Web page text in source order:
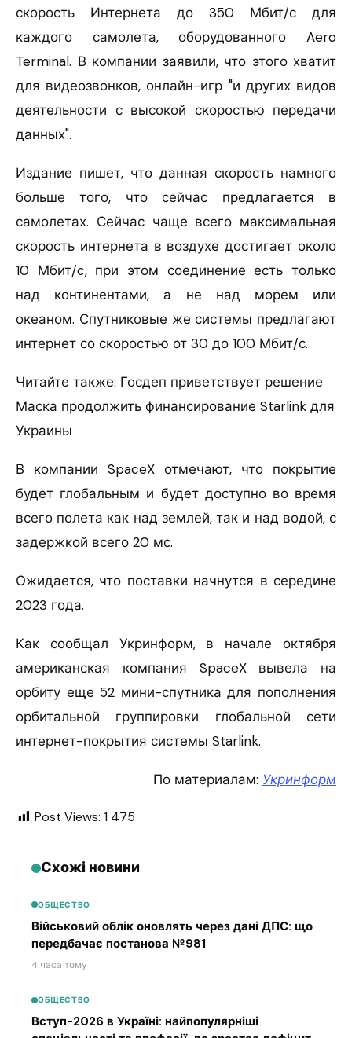
скорость Интернета до 350 Мбит/с для
каждого самолета, оборудованного Aero
Terminal. В компании заявили, что этого хватит
для видеозвонков, онлайн-игр "и других видов
деятельности с высокой скоростью передачи
данных".
Издание пишет, что данная скорость намного
больше того, что сейчас предлагается в
самолетах. Сейчас чаще всего максимальная
скорость интернета в воздухе достигает около
10 Мбит/c, при этом соединение есть только
над континентами, а не над морем или
океаном. Спутниковые же системы предлагают
интернет со скоростью от 30 до 100 Мбит/с.
Читайте также: Госдеп приветствует решение
Маска продолжить финансирование Starlink для
Украины
В компании SpaceX отмечают, что покрытие
будет глобальным и будет доступно во время
всего полета как над землей, так и над водой, с
задержкой всего 20 мс.
Ожидается, что поставки начнутся в середине
2023 года.
Как сообщал Укринформ, в начале октября
американская компания SpaceX вывела на
орбиту еще 52 мини-спутника для пополнения
орбитальной группировки глобальной сети
интернет-покрытия системы Starlink.
По материалам: Укринформ
Post Views: 1 475
Схожі новини
ОБЩЕСТВО
Військовий облік оновлять через дані ДПС: що
передбачає постанова №981
4 часа тому
ОБЩЕСТВО
Вступ-2026 в Україні: найпопулярніші